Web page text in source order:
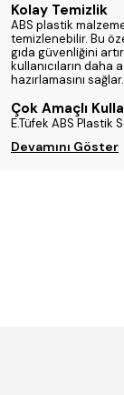
Kolay Temizlik
ABS plastik
temizlenebilir. Bu
gıda güvenliğini
kullanıcıların
hazırlamasını sağlar.
Çok Amaçlı
E.Tüfek ABS Plastik
Devamını Göster